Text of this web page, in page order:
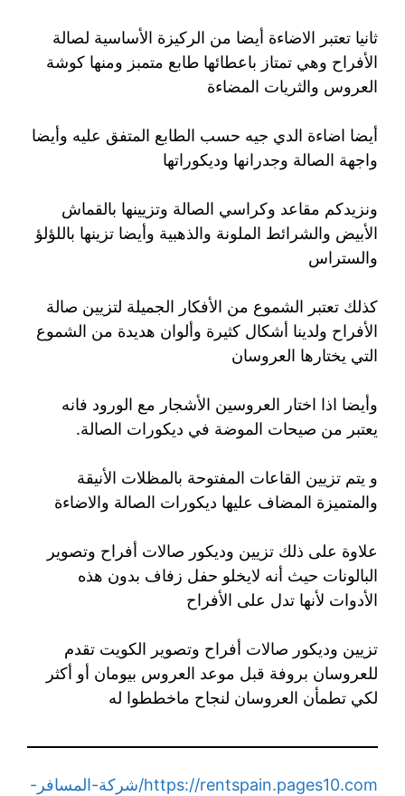
ثانيا تعتبر الاضاءة أيضا من الركيزة الأساسية لصالة
الأفراح وهي تمتاز باعطائها طابع متمبز ومنها كوشة
العروس والثريات المضاءة
أيضا اضاءة الدي جيه حسب الطابع المتفق عليه وأيضا
واجهة الصالة وجدرانها وديكوراتها
ونزيدكم مقاعد وكراسي الصالة وتزيينها بالقماش
الأبيض والشرائط الملونة والذهبية وأيضا تزينها باللؤلؤ
والستراس
كذلك تعتبر الشموع من الأفكار الجميلة لتزيين صالة
الأفراح ولدينا أشكال كثيرة وألوان هديدة من الشموع
التي يختارها العروسان
وأيضا اذا اختار العروسين الأشجار مع الورود فانه
يعتبر من صيحات الموضة في ديكورات الصالة.
و يتم تزيين القاعات المفتوحة بالمظلات الأنيقة
والمتميزة المضاف عليها ديكورات الصالة والاضاءة
علاوة على ذلك تزيين وديكور صالات أفراح وتصوير
البالونات حيث أنه لايخلو حفل زفاف بدون هذه
الأدوات لأنها تدل على الأفراح
تزيين وديكور صالات أفراح وتصوير الكويت تقدم
للعروسان بروفة قبل موعد العروس بيومان أو أكثر
لكي تطمأن العروسان لنجاح ماخططوا له
https://rentspain.pages10.com/شركة-المسافر-